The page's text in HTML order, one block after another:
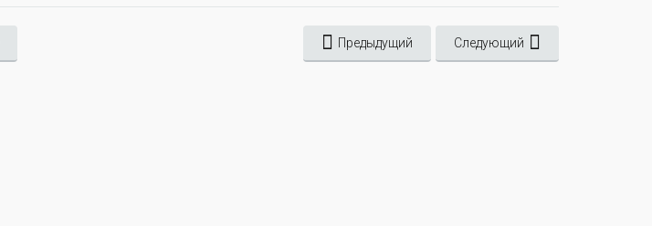
Предыдущий Следующий